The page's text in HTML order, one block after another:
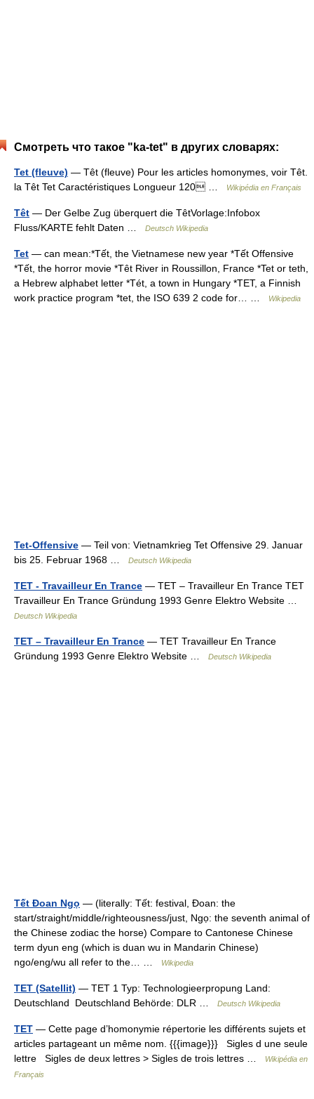
Смотреть что такое "ka-tet" в других словарях:
Tet (fleuve) — Têt (fleuve) Pour les articles homonymes, voir Têt.
la Têt Tet Caractéristiques Longueur 120 …
Wikipédia en Français
Têt — Der Gelbe Zug überquert die TêtVorlage:Infobox
Fluss/KARTE fehlt Daten …
Deutsch Wikipedia
Tet — can mean:*Tết, the Vietnamese new year *Tết Offensive
*Tết, the horror movie *Têt River in Roussillon, France *Tet or teth,
a Hebrew alphabet letter *Tét, a town in Hungary *TET, a Finnish
work practice program *tet, the ISO 639 2 code for… …
Wikipedia
Tet-Offensive — Teil von: Vietnamkrieg Tet Offensive 29. Januar
bis 25. Februar 1968 …
Deutsch Wikipedia
TET - Travailleur En Trance — TET – Travailleur En Trance TET
Travailleur En Trance Gründung 1993 Genre Elektro Website …
Deutsch Wikipedia
TET – Travailleur En Trance — TET Travailleur En Trance
Gründung 1993 Genre Elektro Website …
Deutsch Wikipedia
Tết Đoan Ngọ — (literally: Tết: festival, Đoan: the
start/straight/middle/righteousness/just, Ngọ: the seventh animal of
the Chinese zodiac the horse) Compare to Cantonese Chinese
term dyun eng (which is duan wu in Mandarin Chinese)
ngo/eng/wu all refer to the… …
Wikipedia
TET (Satellit) — TET 1 Typ: Technologieerpropung Land:
Deutschland Deutschland Behörde: DLR …
Deutsch Wikipedia
TET — Cette page d’homonymie répertorie les différents sujets et
articles partageant un même nom. {{{image}}} Sigles d une seule
lettre Sigles de deux lettres > Sigles de trois lettres …
Wikipédia en
Français